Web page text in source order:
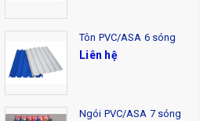
Tôn PVC/ASA 6 sóng
Liên hệ
Ngói PVC/ASA 7 sóng